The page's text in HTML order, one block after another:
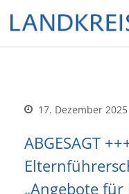
17. Dezember 2025
ABGESAGT
„Angebote für